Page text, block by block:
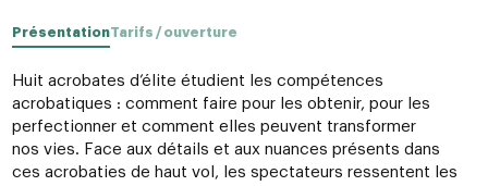
PrésentationTarifs / ouverture
Huit acrobates d’élite étudient les compétences
acrobatiques : comment faire pour les obtenir, pour les
perfectionner et comment elles peuvent transformer
nos vies. Face aux détails et aux nuances présents dans
ces acrobaties de haut vol, les spectateurs ressentent les